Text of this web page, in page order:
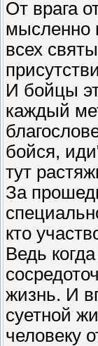
От врага
мысленно
всех
И бойцы
каждый
бойся,
тут
За
кто
Ведь
жизнь. И
суетной
человеку